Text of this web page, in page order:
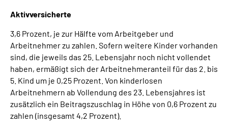
Aktivversicherte
3,6 Prozent, je zur Hälfte vom Arbeitgeber und
Arbeitnehmer zu zahlen. Sofern weitere Kinder vorhanden
sind, die jeweils das 25. Lebensjahr noch nicht vollendet
haben, ermäßigt sich der Arbeitnehmeranteil für das 2. bis
5. Kind um je 0,25 Prozent. Von kinderlosen
Arbeitnehmern ab Vollendung des 23. Lebensjahres ist
zusätzlich ein Beitragszuschlag in Höhe von 0,6 Prozent zu
zahlen (insgesamt 4,2 Prozent).